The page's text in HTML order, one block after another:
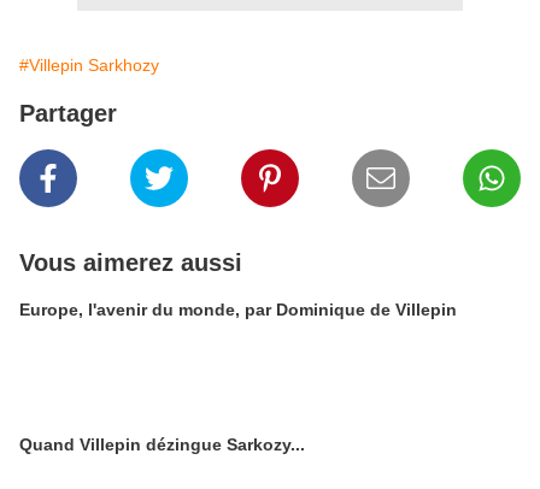
#Villepin Sarkhozy
Partager
Vous aimerez aussi
Europe, l'avenir du monde, par Dominique de Villepin
Quand Villepin dézingue Sarkozy...